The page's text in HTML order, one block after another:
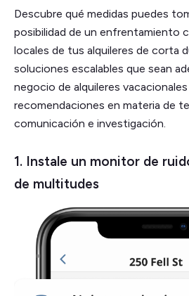
Descubre qué medidas puedes
posibilidad de un enfrentamiento
locales de tus alquileres de corta
soluciones escalables que sean
negocio de alquileres
recomendaciones en materia de
comunicación e investigación.
1. Instale un monitor de
de multitudes